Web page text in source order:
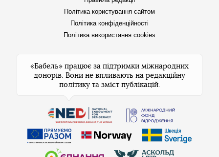
Політика користування сайтом
Політика конфіденційності
Політика використання cookies
«Бабель» працює за підтримки міжнародних
донорів. Вони не впливають на редакційну
політику та зміст публікацій.